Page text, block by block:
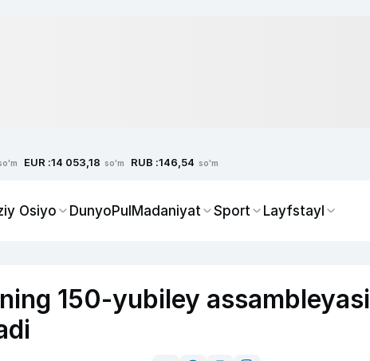
EUR :14 053,18 so'm RUB :146,54 so'm
Osiyo DunyoPulMadaniyat Sport Layfstayl
150-yubiley assambleyasi